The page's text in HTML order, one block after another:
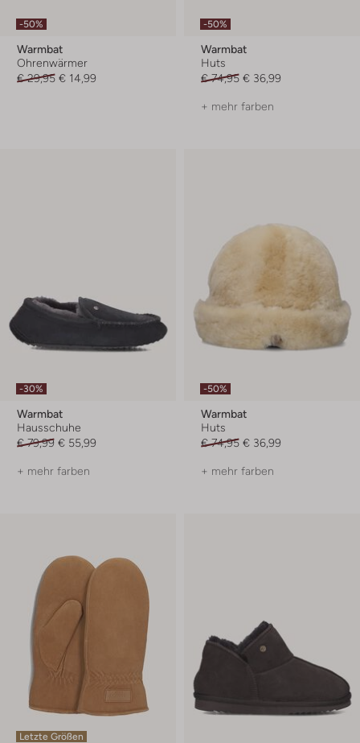
-50%
Warmbat
Ohrenwärmer
€ 29,95 € 14,99
-50%
Warmbat
Huts
€ 74,95 € 36,99
+ mehr farben
-30%
Warmbat
Hausschuhe
€ 79,99 € 55,99
+ mehr farben
-50%
Warmbat
Huts
€ 74,95 € 36,99
+ mehr farben
Letzte Größen